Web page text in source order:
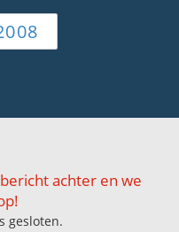
achter en we
gesloten.